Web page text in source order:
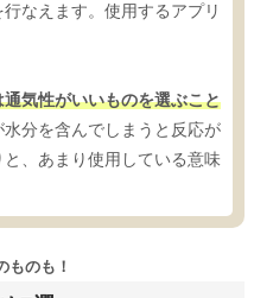
なえます。使用するアプリ
気性がいいものを選ぶこと
分を含んでしまうと反応が
、あまり使用している意味
ものも！